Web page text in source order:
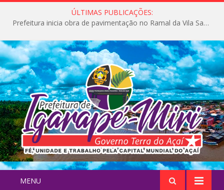
ÚLTIMAS PUBLICAÇÕES:
Prefeitura inicia obra de pavimentação no Ramal da Vila Santa Maria do Icatu
MENU